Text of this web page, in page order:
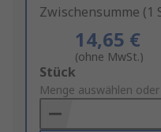
Zwischensumme (1
14,65 €
(ohne MwSt.)
Add
to
Basket
Stück
Menge auswählen